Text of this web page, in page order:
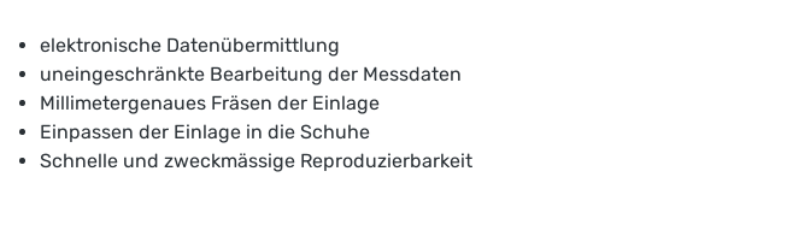
elektronische Datenübermittlung
uneingeschränkte Bearbeitung der Messdaten
Millimetergenaues Fräsen der Einlage
Einpassen der Einlage in die Schuhe
Schnelle und zweckmässige Reproduzierbarkeit